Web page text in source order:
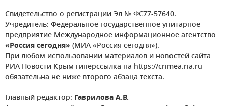
Свидетельство о регистрации Эл № ФС77-57640.
Учредитель: Федеральное государственное унитарное
предприятие Международное информационное агентство
«Россия сегодня» (МИА «Россия сегодня»).
При любом использовании материалов и новостей сайта
РИА Новости Крым гиперссылка на https://crimea.ria.ru
обязательна не ниже второго абзаца текста.
Главный редактор: Гаврилова А.В.